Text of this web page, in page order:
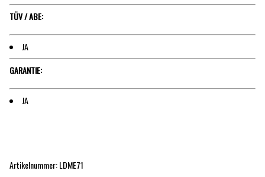
TÜV / ABE:
JA
GARANTIE:
JA
Artikelnummer: LDME71